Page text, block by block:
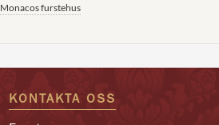
Monacos furstehus
KONTAKTA OSS